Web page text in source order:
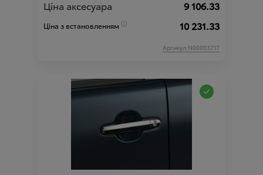
Ціна аксесуара 9 106.33
Ціна з встановленням 10 231.33
Артикул:N00003717